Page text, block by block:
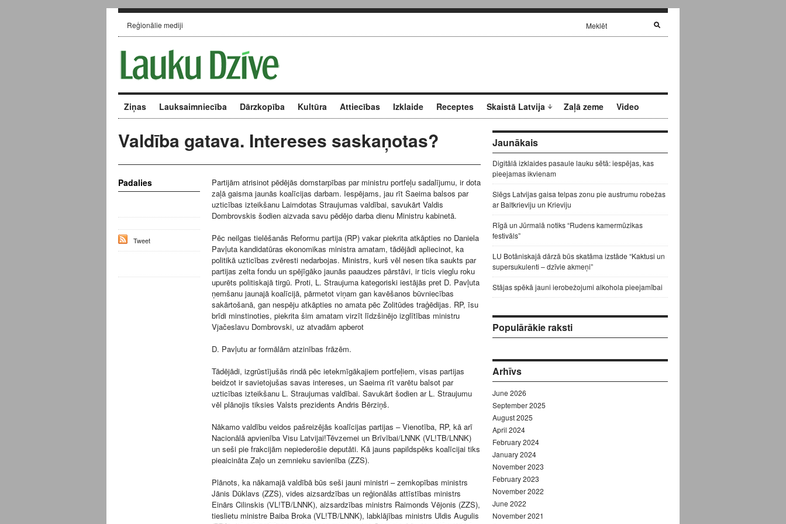
Reģionālie mediji
Ziņas Lauksaimniecība Dārzkopība Kultūra Attiecības Izklaide Receptes Skaistā Latvija Zaļā zeme Video
Valdība gatava. Intereses saskaņotas?
Partijām atrisinot pēdējās domstarpības par ministru portfeļu sadalījumu, ir dota
zaļā gaisma jaunās koalīcijas darbam. Iespējams, jau rīt Saeima balsos par
uzticības izteikšanu Laimdotas Straujumas valdībai, savukārt Valdis
Dombrovskis šodien aizvada savu pēdējo darba dienu Ministru kabinetā.
Pēc neilgas tielēšanās Reformu partija (RP) vakar piekrita atkāpties no Daniela
Pavļuta kandidatūras ekonomikas ministra amatam, tādējādi apliecinot, ka
politikā uzticības zvēresti nedarbojas. Ministrs, kurš vēl nesen tika saukts par
partijas zelta fondu un spējīgāko jaunās paaudzes pārstāvi, ir ticis vieglu roku
upurēts politiskajā tirgū. Proti, L. Straujuma kategoriski iestājās pret D. Pavļuta
ņemšanu jaunajā koalīcijā, pārmetot viņam gan kavēšanos būvniecības
sakārtošanā, gan nespēju atkāpties no amata pēc Zolitūdes traģēdijas. RP, īsu
brīdi minstinoties, piekrita šim amatam virzīt līdzšinējo izglītības ministru
Vjačeslavu Dombrovski, uz atvadām apberot
D. Pavļutu ar formālām atzinības frāzēm.
Tādējādi, izgrūstījušās rindā pēc ietekmīgākajiem portfeļiem, visas partijas
beidzot ir savietojušas savas intereses, un Saeima rīt varētu balsot par
uzticības izteikšanu L. Straujumas valdībai. Savukārt šodien ar L. Straujumu
vēl plānojis tiksies Valsts prezidents Andris Bērziņš.
Nākamo valdību veidos pašreizējās koalīcijas partijas – Vienotība, RP, kā arī
Nacionālā apvienība Visu Latvijai!Tēvzemei un Brīvībai/LNNK (VL!TB/LNNK)
un seši pie frakcijām nepiederošie deputāti. Kā jauns papildspēks koalīcijai tiks
pieaicināta Zaļo un zemnieku savienība (ZZS).
Plānots, ka nākamajā valdībā būs seši jauni ministri – zemkopības ministrs
Jānis Dūklavs (ZZS), vides aizsardzības un reģionālās attīstības ministrs
Einārs Cilinskis (VL!TB/LNNK), aizsardzības ministrs Raimonds Vējonis (ZZS),
tieslietu ministre Baiba Broka (VL!TB/LNNK), labklājības ministrs Uldis Augulis
Padalies
Tweet
Jaunākais
Digitālā izklaides pasaule lauku sētā: iespējas, kas
pieejamas ikvienam
Slēgs Latvijas gaisa telpas zonu pie austrumu robežas
ar Baltkrieviju un Krieviju
Rīgā un Jūrmalā notiks “Rudens kamermūzikas
festivāls”
LU Botāniskajā dārzā būs skatāma izstāde “Kaktusi un
supersukulenti – dzīvie akmeņi”
Stājas spēkā jauni ierobežojumi alkohola pieejamībai
Populārākie raksti
Arhīvs
June 2026
September 2025
August 2025
April 2024
February 2024
January 2024
November 2023
February 2023
November 2022
June 2022
November 2021